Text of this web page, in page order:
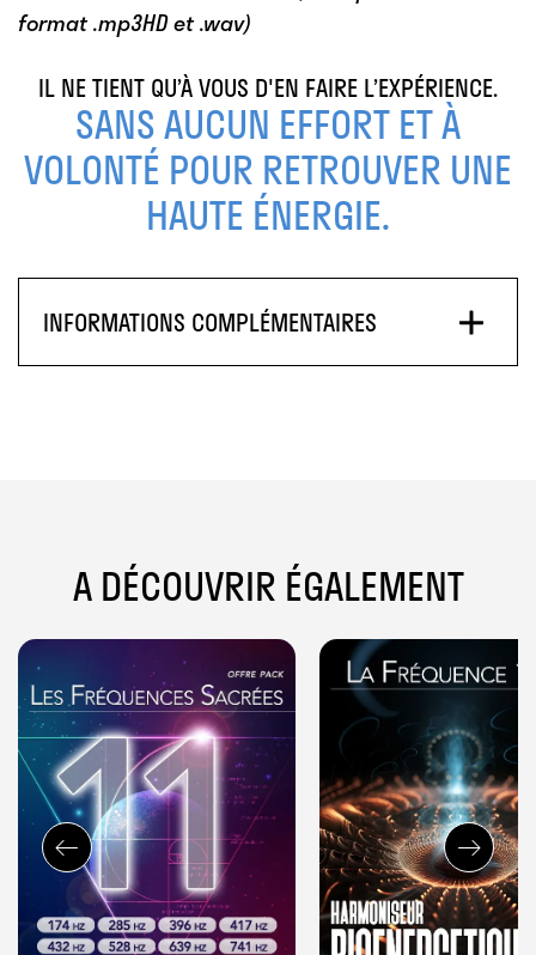
format .mp3HD et .wav)
IL NE TIENT QU’À VOUS D'EN FAIRE L’EXPÉRIENCE.
SANS AUCUN EFFORT ET À
VOLONTÉ POUR RETROUVER UNE
HAUTE ÉNERGIE.
INFORMATIONS COMPLÉMENTAIRES
A DÉCOUVRIR ÉGALEMENT